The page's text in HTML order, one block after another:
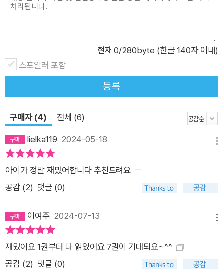
할멈❻ : 학교 앞은 우리가 지킨다!>에서는 사회의 따뜻한 울타
을 위로합니다. 학업 스트레스 해소를 위해 자극적인 게임에 빠져
좀비처럼 변해 버리거나, ‘천재’라는 타이틀을 위해 유년 시절을
포기해야만 했던 귀신의 안타까운 사연은 과연 누구에게 똥볶이
벌을 내려야 할지 고민하게 하지요. 반면, 아이들을 존중하고 배
려하며 학교 앞 골목을 지키는 두 할머니 히어로의 존재는 큰 울
림을 선사합니다. 한 아이를 키우려면 온 마을이 필요한 것처럼,
아이들이 마음껏 자랄 수 있는 환경을 만드는 과정에서 우리는 모
두 성장으로 인한 더없는 기쁨을 맛보게 될 것임을 깨닫게 합니
다.
현재 0/280byte (한글 140자 이내)
스포일러 포함
등록
구매자 (4) 전체 (6)
lielka119 2024-05-18
아이가 정말 재밌어합니다 추천드려요
공감 (2) 댓글 (0)
이여주 2024-07-13
재밌어요 1권부터 다 읽었어요 7권이 기대되요~^^
공감 (2) 댓글 (0)